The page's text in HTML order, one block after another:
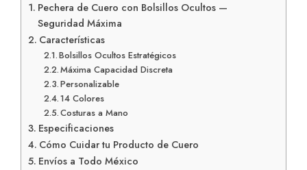
Pechera de Cuero con Bolsillos Ocultos —
Seguridad Máxima
Características
Bolsillos Ocultos Estratégicos
Máxima Capacidad Discreta
Personalizable
14 Colores
Costuras a Mano
Especificaciones
Cómo Cuidar tu Producto de Cuero
Envíos a Todo México